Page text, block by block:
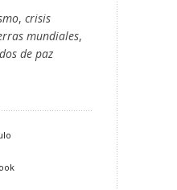
, crisis
mundiales,
de paz